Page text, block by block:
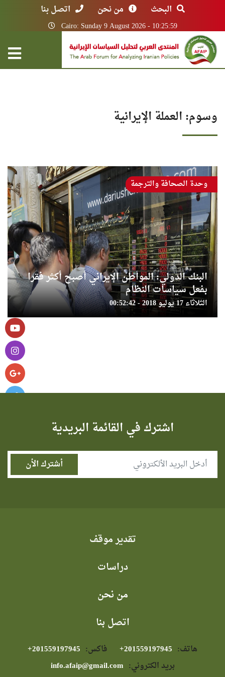
البحث من نحن اتصل بنا
Cairo: Sunday 9 August 2026 - 10:25:59
وسوم: العملة الإيرانية
البنك الدولي: المواطن الإيراني أصبح أكثر فقرا
بفعل سياسات النظام
الثلاثاء 17 يوليو 2018 - 00:52:42
وحدة الصحافة والترجمة
اشترك في القائمة البريدية
تقدير موقف
دراسات
من نحن
اتصل بنا
هاتف: فاكس:
بريد الكتروني: info.afaip@gmail.com